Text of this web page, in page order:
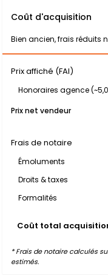
Coût d'acquisition
Bien ancien, frais réduits
Prix affiché (FAI)
Honoraires agence
Prix net vendeur
Frais de notaire
Émoluments
Droits & taxes
Formalités
Coût total
* Frais de notaire calculés
estimés.